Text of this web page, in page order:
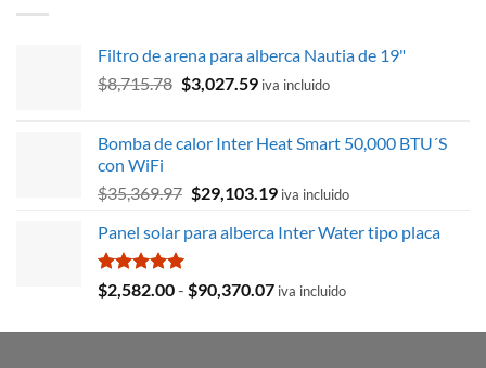
Filtro de arena para alberca Nautia de 19"
$8,715.78 El
era:
$3,027.59El
es:
iva incluido
Bomba de calor Inter Heat Smart 50,000 BTU´S
con WiFi
$35,369.97 El
original
$35,369.97.
$29,103.19El
actual
$29,103.19.
iva incluido
Panel solar para alberca Inter Water tipo placa
Valorado
con
$2,582.00- $90,370.07Rango
precios:
iva incluido